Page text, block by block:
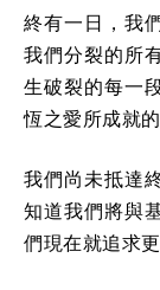
終有一日，我
我們分裂的所
生破裂的每一
恆之愛所成就
我們尚未抵達
知道我們將與
們現在就追求